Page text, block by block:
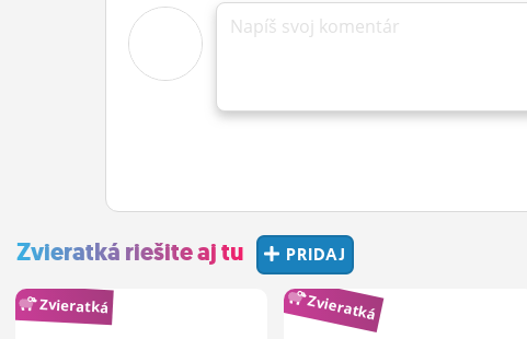
Napíš svoj komentár
Zvieratká riešite aj tu PRIDAJ
Zvieratká Zvieratká